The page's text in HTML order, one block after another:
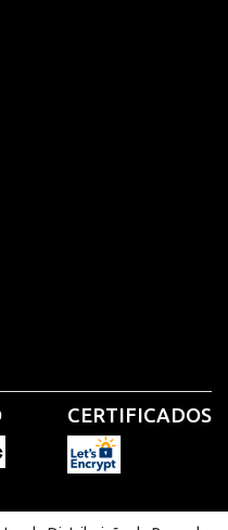
CERTIFICADOS